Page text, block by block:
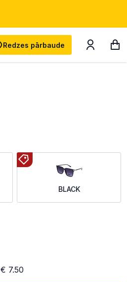
Redzes pārbaude
BLACK
€ 7.50